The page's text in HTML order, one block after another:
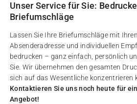
Unser Service für Sie:
Briefumschläge
Lassen Sie Ihre Briefumschläge mit
Absenderadresse und individuellen
bedrucken – ganz einfach, persönlich
Sie. Wir übernehmen den gesamten
sich auf das Wesentliche konzentrieren
Kontaktieren Sie uns noch heute für
Angebot!